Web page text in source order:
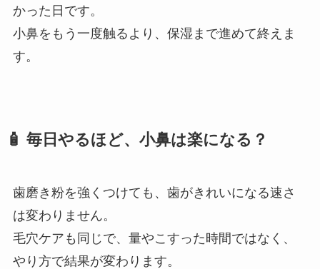
かった日です。
小鼻をもう一度触るより、保湿まで進めて終えま
す。
🧴 毎日やるほど、小鼻は楽になる？
歯磨き粉を強くつけても、歯がきれいになる速さ
は変わりません。
毛穴ケアも同じで、量やこすった時間ではなく、
やり方で結果が変わります。